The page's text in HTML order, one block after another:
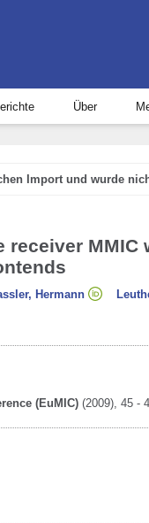
Über
Import und wurde
receiver
Hermann
(EuMIC) (2009), 45 -